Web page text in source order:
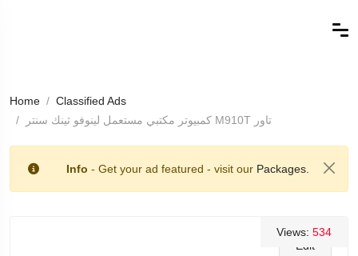
Home
Classified Ads
كمبيوتر مكتبي مستعمل لينوفو ثينك سنتر M910T تاور
Info - Get your ad featured - visit our Packages.
Edit
Views: 534